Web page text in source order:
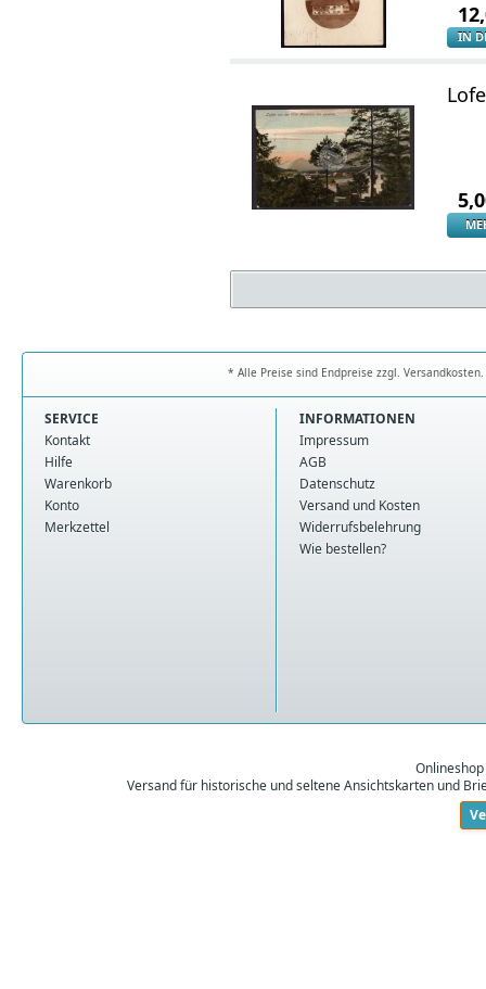
IN
* Alle Preise sind Endpreise zzgl.
SERVICE
Kontakt
Hilfe
Warenkorb
Konto
Merkzettel
INFORMATIONEN
Impressum
AGB
Datenschutz
Versand und Kosten
Widerrufsbelehrung
Wie bestellen?
Versand für historische und seltene Ansichtskarten und